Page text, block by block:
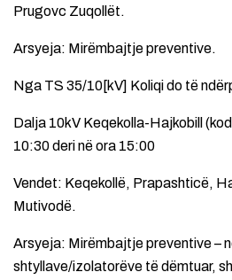
Prugovc Zuqollët.
Arsyeja: Mirëmbajtje preventive.
Nga TS 35/10[kV] Koliqi do të
Dalja 10kV Keqekolla-Hajkobill
10:30 deri në ora 15:00
Vendet: Keqekollë, Prapashticë,
Mutivodë.
Arsyeja: Mirëmbajtje preventive –
shtyllave/izolatorëve të dëmtuar,